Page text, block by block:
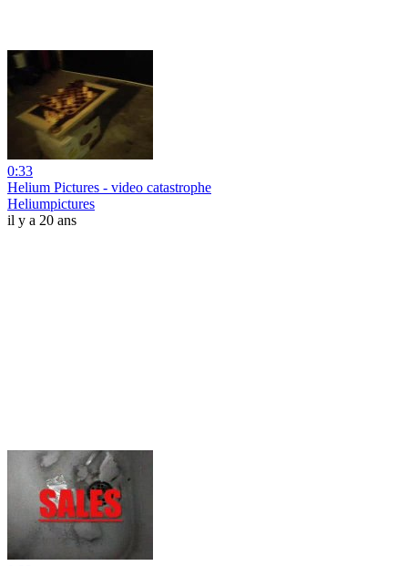
0:33
Helium Pictures - video catastrophe
Heliumpictures
il y a 20 ans